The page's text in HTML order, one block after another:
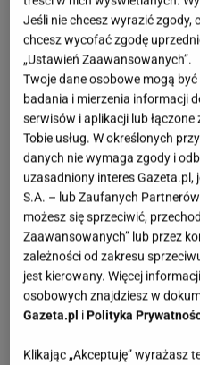
Jeśli nie chcesz wyrazić zgody,
chcesz wycofać zgodę
„Ustawień Zaawansowanych”.
Twoje dane osobowe mogą
badania i mierzenia informacji
serwisów i aplikacji lub
Tobie usług. W określonych
danych nie wymaga zgody i
uzasadniony interes Gazeta.pl,
S.A. – lub Zaufanych
możesz się sprzeciwić,
Zaawansowanych” lub przez
zależności od zakresu
jest kierowany. Więcej
osobowych znajdziesz w
Gazeta.pl iPolityka
Klikając „Akceptuję” wyrażasz